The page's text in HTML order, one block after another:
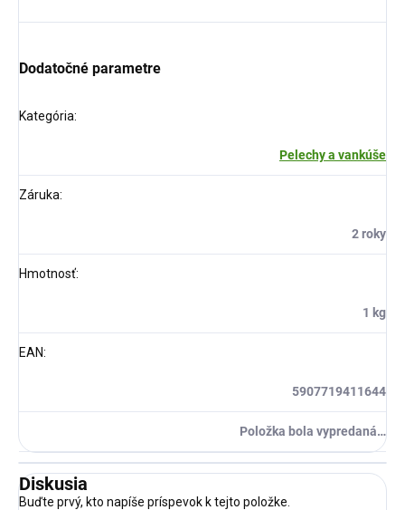
Dodatočné parametre
Kategória:
Pelechy a vankúše
Záruka:
2 roky
Hmotnosť:
1 kg
EAN:
5907719411644
Položka bola vypredaná…
Diskusia
Buďte prvý, kto napíše príspevok k tejto položke.